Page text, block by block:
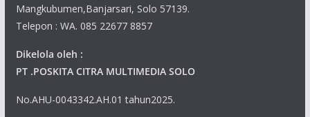
Mangkubumen,Banjarsari, Solo 57139.
Telepon : WA. 085 22677 8857
Dikelola oleh :
PT .POSKITA CITRA MULTIMEDIA SOLO
No.AHU-0043342.AH.01 tahun2025.